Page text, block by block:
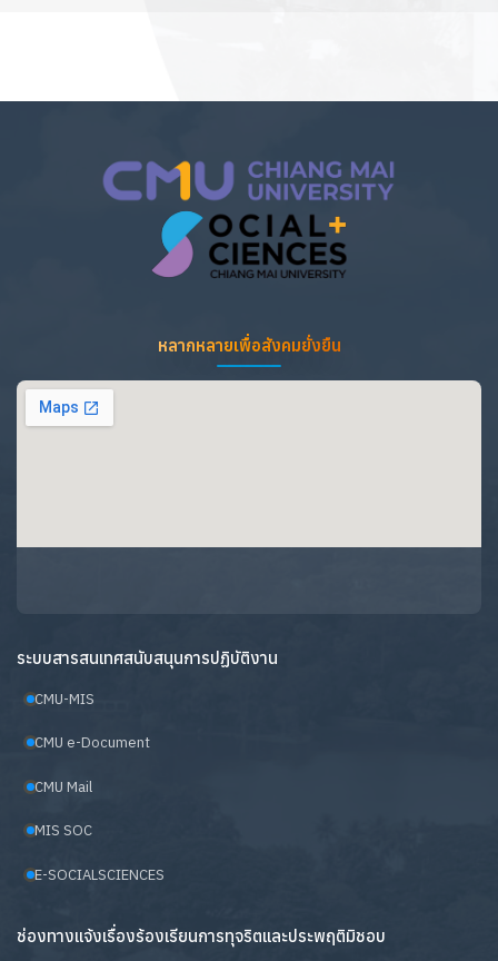
หลากหลายเพื่อสังคมยั่งยืน
ระบบสารสนเทศสนับสนุนการปฏิบัติงาน
CMU-MIS
CMU e-Document
CMU Mail
MIS SOC
E-SOCIALSCIENCES
ช่องทางแจ้งเรื่องร้องเรียนการทุจริตและประพฤติมิชอบ